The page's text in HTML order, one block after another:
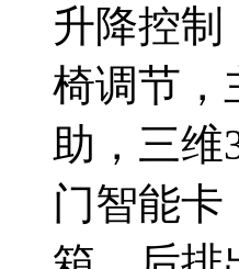
升降控制
椅调节，
助，三维
门智能卡